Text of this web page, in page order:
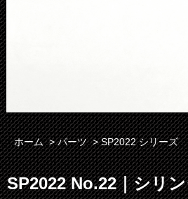
ホーム >パーツ >SP2022 シリーズ
SP2022 No.22｜シリ